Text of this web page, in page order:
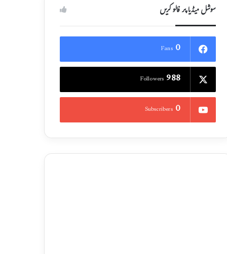
سوشل میڈیا پر فالو کریں
0
Fans
988
Followers
0
Subscribers